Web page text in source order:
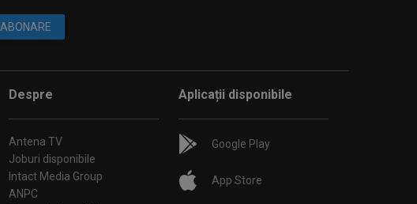
ABONARE
Despre
Antena TV
Joburi disponibile
Intact Media Group
ANPC
Aplicații disponibile
Google Play
App Store